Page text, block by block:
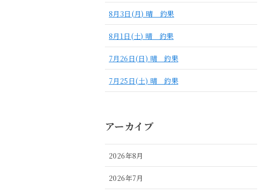
8月3日(月) 晴 釣果
8月1日(土) 晴 釣果
7月26日(日) 晴 釣果
7月25日(土) 晴 釣果
アーカイブ
2026年8月
2026年7月